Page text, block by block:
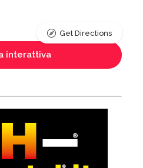
interattiva
Get Directions